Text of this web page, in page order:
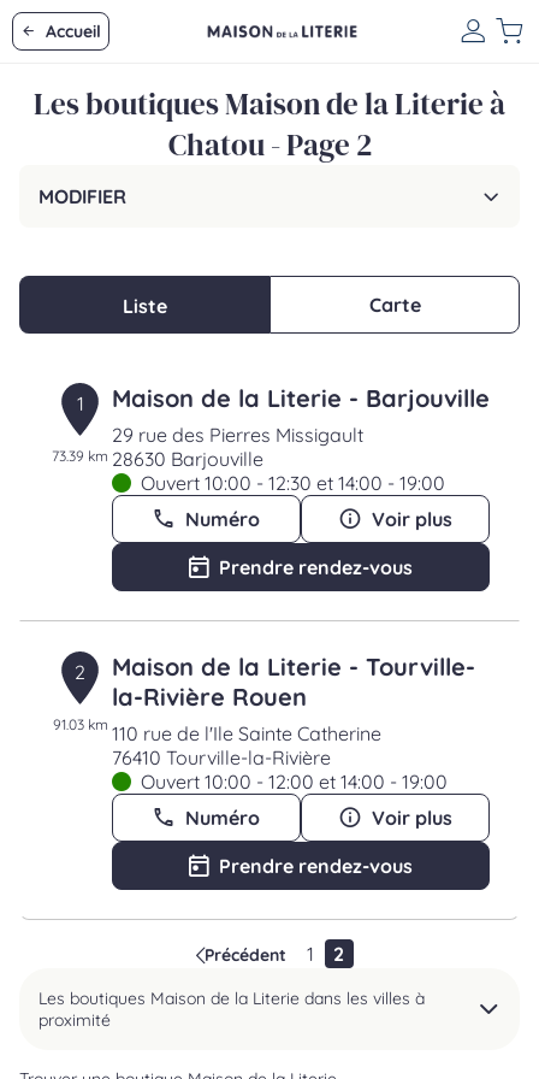
Accueil
Les boutiques Maison de la Literie à
Chatou - Page 2
MODIFIER
Liste Carte
1
73.39 km
Maison de la Literie - Barjouville
29 rue des Pierres Missigault
28630 Barjouville
Ouvert 10:00 - 12:30 et 14:00 - 19:00
Numéro
Voir plus
Prendre rendez-vous
2
91.03 km
Maison de la Literie - Tourville-
la-Rivière Rouen
110 rue de l'Ile Sainte Catherine
76410 Tourville-la-Rivière
Ouvert 10:00 - 12:00 et 14:00 - 19:00
Numéro
Voir plus
Prendre rendez-vous
Précédent 1 2
Les boutiques Maison de la Literie dans les villes à
proximité